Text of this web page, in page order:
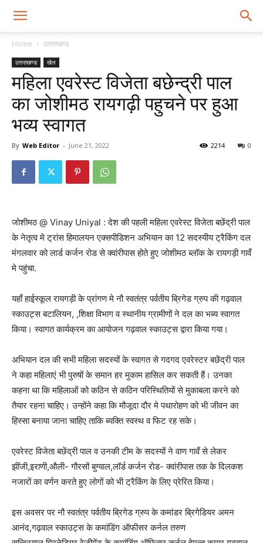
Home उत्तराखण्ड
उत्तराखण्ड खेल
महिला एवरेस्ट विजेता बछेन्द्री पाल
का जोशीमठ रायगढ़ी पहुचने पर हुआ
भव्य स्वागत
By Web Editor - June 21, 2022 0
2214
जोशीमठ @ Vinay Uniyal : देश की पहली महिला एवरेस्ट विजेता बछेंद्री पाल
के नेतृत्व मे ट्रांस हिमालयन एक्सपीडिशन अभियान का 12 सदस्यीय ट्रैकिंग दल
मंगलवार को लार्ड कर्जन रोड से क्वांरीपास होते हुए जोशीमठ ब्लॉक के रायगड़ी गावँ
मे पहुंचा.
यहाँ हाईस्कूल रायगड़ी के प्रांगण मे नौ स्वतंत्र पर्वतीय ब्रिगेड ग्रुप की गढ़वाल
स्काउट्स बटालियन, ,शिक्षा विभाग व स्थानीय ग्रामीणों ने दल का भब्य स्वागत
किया। स्वागत कार्यक्रम का आयोजन गढ़वाल स्काउट्स द्वारा किया गया।
अभियान दल की सभी महिला सदस्यों के स्वागत से गदगद एवरेस्टर बछेंद्री पाल
ने कहा महिलाएं भी पुरुषों के समान हर मुकाम हासिल कर सकती हैं। उनका
कहना था कि महिलाओं को कठिन से कठिन परिस्थितियों से मुकाबला करने को
तैयार रहना चाहिए। उन्होंने कहा कि मौजूदा दौर मे पथारोहण को भी जीवन का
हिस्सा बनाया जाना चाहिए ताकि ब्यक्ति स्वस्थ व फिट रह सके।
एवरेस्ट विजेता बछेंद्री पाल व उनकी टीम के सदस्यों ने वाण गावँ से लेकर
झींजी,इराणी,औली- गौरसों बुग्याल,लॉर्ड कर्जन रोड- क्वांरीपास तक के दिलकश
नजारों का वर्णन करते हुए लोगों को भी ट्रैकिंग के लिए प्रेरित किया।
इस अवसर पर नौ स्वतंत्र पर्वतीय ब्रिगेड ग्रुप के कमांडर ब्रिगेडियर अमन
आनंद,गढ़वाल स्काउट्स के कमांडिंग ऑफीसर कर्नल तरुण